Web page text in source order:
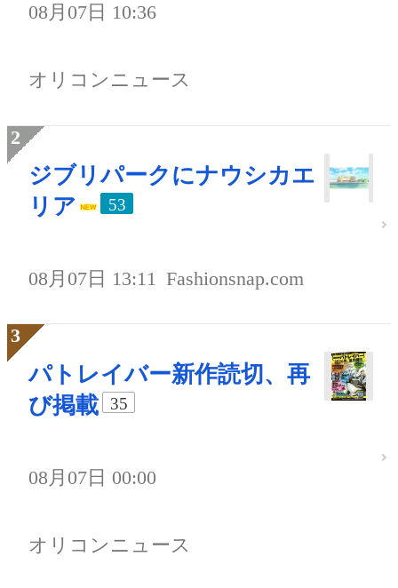
08月07日 10:36
オリコンニュース
ジブリパークにナウシカエ
リア
53
08月07日 13:11 Fashionsnap.com
パトレイバー新作読切、再
び掲載
35
08月07日 00:00
オリコンニュース